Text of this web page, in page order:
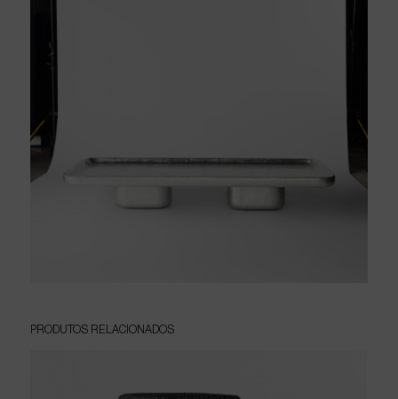
PRODUTOS RELACIONADOS